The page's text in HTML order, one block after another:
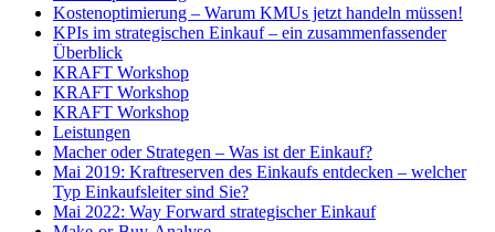
Kostenoptimierung – Warum KMUs jetzt handeln müssen!
KPIs im strategischen Einkauf – ein zusammenfassender
Überblick
KRAFT Workshop
KRAFT Workshop
KRAFT Workshop
Leistungen
Macher oder Strategen – Was ist der Einkauf?
Mai 2019: Kraftreserven des Einkaufs entdecken – welcher
Typ Einkaufsleiter sind Sie?
Mai 2022: Way Forward strategischer Einkauf